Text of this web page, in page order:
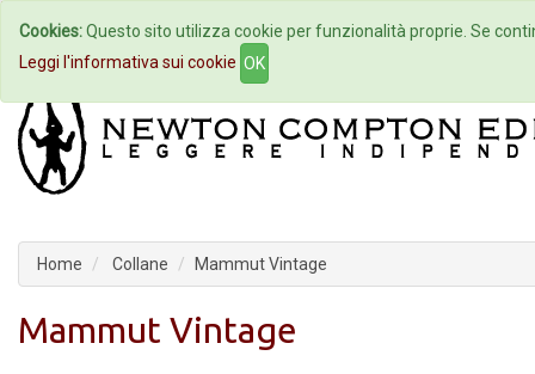
Home Autori Eventi
Home Collane Mammut Vintage
Mammut Vintage
Cookies:Questo sito utilizza cookie per funzionalità proprie. Se
Leggi l'informativa sui cookie OK